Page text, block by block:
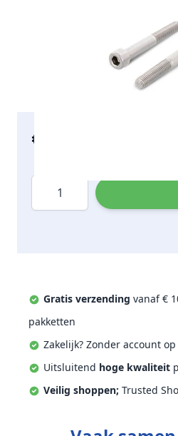
€ 27,58
Aantal
Gratis verzending vanaf €
pakketten
Zakelijk? Zonder account op
Uitsluitend hoge kwaliteit
Veilig shoppen; Trusted